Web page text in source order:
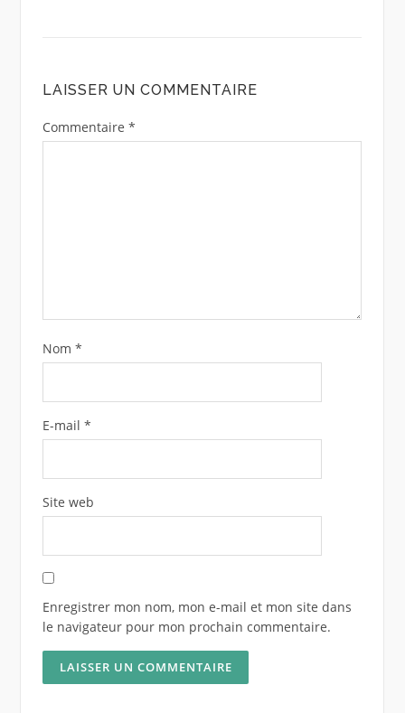
LAISSER UN COMMENTAIRE
Commentaire *
Nom *
E-mail *
Site web
Enregistrer mon nom, mon e-mail et mon site dans
le navigateur pour mon prochain commentaire.